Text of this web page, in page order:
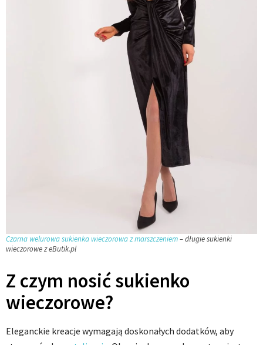
Czarna welurowa sukienka wieczorowa z marszczeniem– długie sukienki
wieczorowe z eButik.pl
Z czym nosić sukienko
wieczorowe?
Eleganckie kreacje wymagają doskonałych dodatków, aby